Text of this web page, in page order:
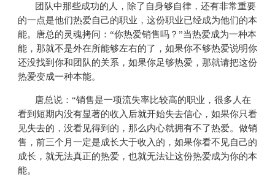
团队中那些成功的人，除了自身够自律，还有非常重要
的一点是他们热爱自己的职业，这份职业已经成为他们的本
能。唐总的灵魂拷问：“你热爱销售吗？”当热爱成为一种本
能，那就不是外在所能够左右的了，如果你不够热爱说明你
还没找到你和团队的关系，如果你足够热爱，那就请把这份
热爱变成一种本能。
唐总说：“销售是一项流失率比较高的职业，很多人在
看到短期内没有显著的收入后就开始失去信心，如果你只看
见失去的，没看见得到的，那么内心就拥有不了热爱。做销
售，前三个月一定是成长大于收入的，如果你看不见自己的
成长，就无法真正的热爱，也就无法让这份热爱成为你的本
能。